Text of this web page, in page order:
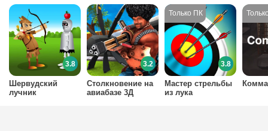
Мастер стрельбы
из лука
3.8
Шервудский
лучник
3.8
Столкновение на
авиабазе 3Д
3.2